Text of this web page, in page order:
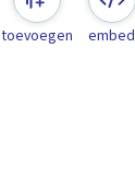
toevoegen embed